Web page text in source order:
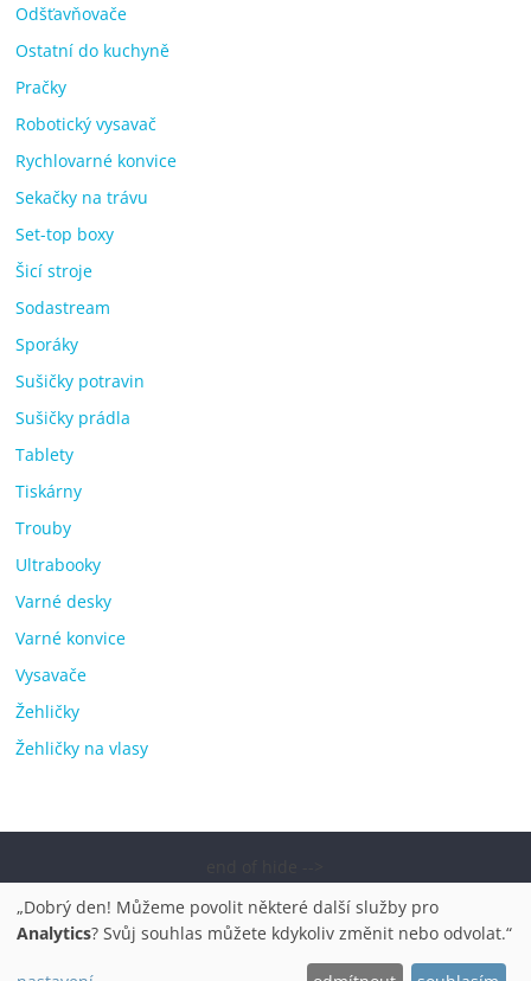
Odšťavňovače
Ostatní do kuchyně
Pračky
Robotický vysavač
Rychlovarné konvice
Sekačky na trávu
Set-top boxy
Šicí stroje
Sodastream
Sporáky
Sušičky potravin
Sušičky prádla
Tablety
Tiskárny
Trouby
Ultrabooky
Varné desky
Varné konvice
Vysavače
Žehličky
Žehličky na vlasy
pračky, televize, notebooky, mobilní telefony, kávovary,
bazény. Všechna práva vyhrazena.
„Dobrý den! Můžeme povolit některé další služby pro
Analytics? Svůj souhlas můžete kdykoliv změnit nebo odvolat.“